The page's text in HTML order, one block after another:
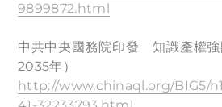
9899872.html
中共中央國務院印發 知識產權
2035年）
http://www.chinaql.org/BIG5/